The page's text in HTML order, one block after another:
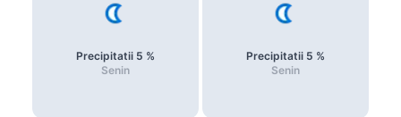
Precipitatii 5 %
Senin
Precipitatii 5 %
Senin